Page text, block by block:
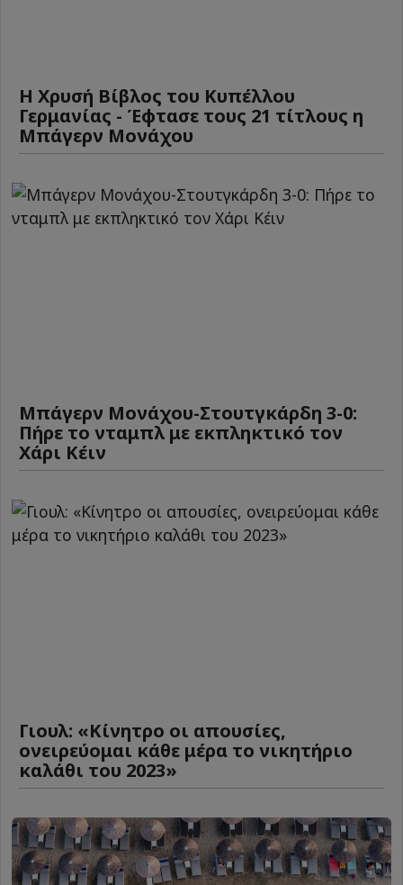
Η Χρυσή Βίβλος του Κυπέλλου
Γερμανίας - Έφτασε τους 21 τίτλους η
Μπάγερν Μονάχου
Μπάγερν Μονάχου-Στουτγκάρδη 3-0:
Πήρε το νταμπλ με εκπληκτικό τον
Χάρι Κέιν
Γιουλ: «Κίνητρο οι απουσίες,
ονειρεύομαι κάθε μέρα το νικητήριο
καλάθι του 2023»